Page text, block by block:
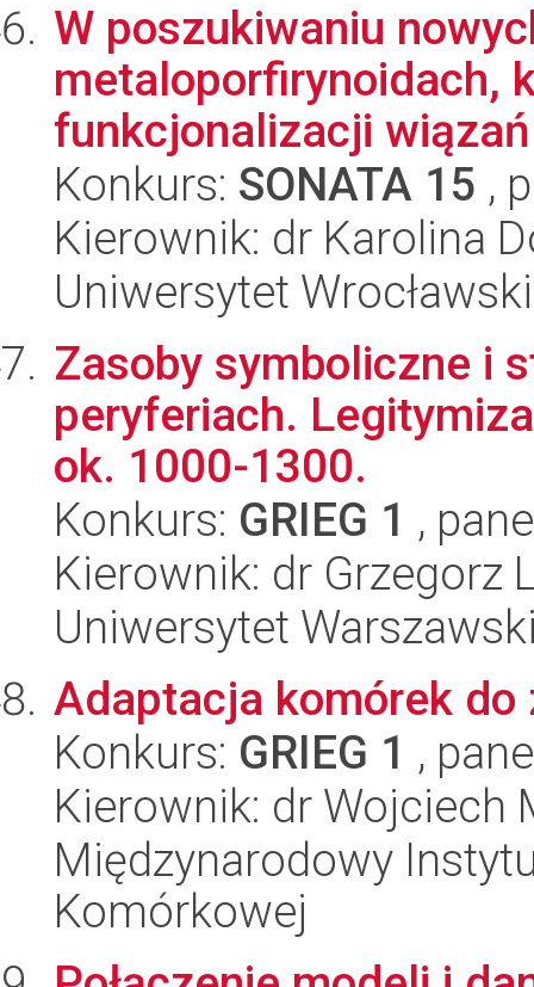
W poszukiwaniu
metaloporfirynoidach,
funkcjonalizacji
Konkurs: SONATA 15 ,
Kierownik: dr Karolina
Uniwersytet
Zasoby symboliczne i
peryferiach.
ok. 1000-1300.
Konkurs: GRIEG 1 ,
Kierownik: dr Grzegorz
Uniwersytet
Adaptacja komórek do
Konkurs: GRIEG 1 ,
Kierownik: dr Wojciech
Międzynarodowy
Komórkowej